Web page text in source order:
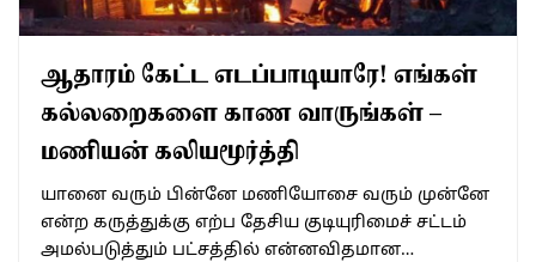
ஆதாரம் கேட்ட எடப்பாடியாரே! எங்கள்
கல்லறைகளை காண வாருங்கள் –
மணியன் கலியமூர்த்தி
யானை வரும் பின்னே மணியோசை வரும் முன்னே
என்ற கருத்துக்கு எற்ப தேசிய குடியுரிமைச் சட்டம்
அமல்படுத்தும் பட்சத்தில் என்னவிதமான…